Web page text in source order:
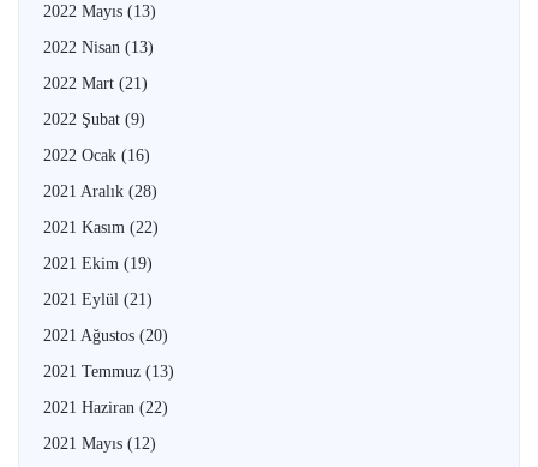
2022 Mayıs (13)
2022 Nisan (13)
2022 Mart (21)
2022 Şubat (9)
2022 Ocak (16)
2021 Aralık (28)
2021 Kasım (22)
2021 Ekim (19)
2021 Eylül (21)
2021 Ağustos (20)
2021 Temmuz (13)
2021 Haziran (22)
2021 Mayıs (12)